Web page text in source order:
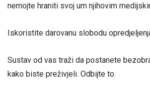
nemojte hraniti svoj um njihovim
Iskoristite darovanu slobodu
Sustav od vas traži da postanete
kako biste preživjeli. Odbijte to.